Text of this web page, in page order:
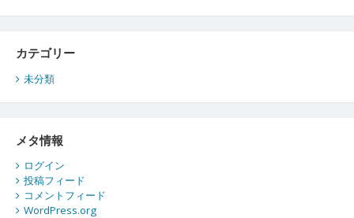
カテゴリー
未分類
メタ情報
ログイン
投稿フィード
コメントフィード
WordPress.org